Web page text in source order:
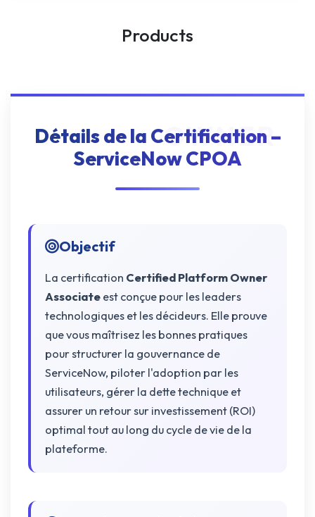
Products
Détails de la Certification –
ServiceNow CPOA
Objectif
La certification Certified Platform Owner
Associate est conçue pour les leaders
technologiques et les décideurs. Elle prouve
que vous maîtrisez les bonnes pratiques
pour structurer la gouvernance de
ServiceNow, piloter l'adoption par les
utilisateurs, gérer la dette technique et
assurer un retour sur investissement (ROI)
optimal tout au long du cycle de vie de la
plateforme.